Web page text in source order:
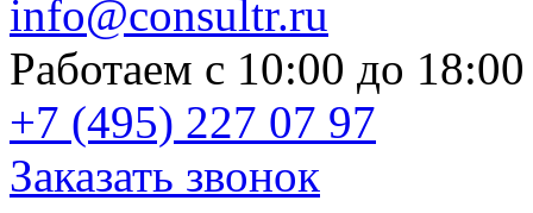
info@consultr.ru
Работаем с 10:00 до 18:00
+7 (495) 227 07 97
Заказать звонок